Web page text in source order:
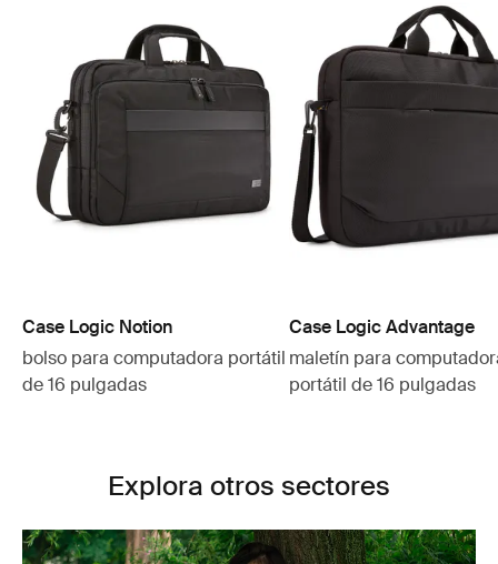
Case Logic Notion
bolso para computadora portátil
de 16 pulgadas
Case Logic Advantage
maletín para
portátil de 16 pulgadas
Explora otros sectores